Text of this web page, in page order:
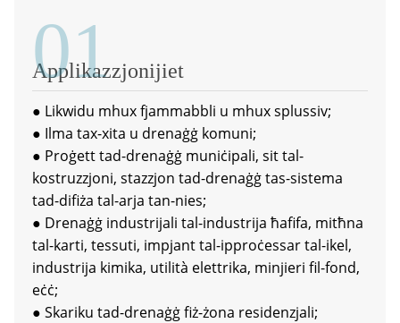
01
Applikazzjonijiet
● Likwidu mhux fjammabbli u mhux splussiv;
● Ilma tax-xita u drenaġġ komuni;
● Proġett tad-drenaġġ muniċipali, sit tal-
kostruzzjoni, stazzjon tad-drenaġġ tas-sistema
tad-difiża tal-arja tan-nies;
● Drenaġġ industrijali tal-industrija ħafifa, mitħna
tal-karti, tessuti, impjant tal-ipproċessar tal-ikel,
industrija kimika, utilità elettrika, minjieri fil-fond,
eċċ;
● Skariku tad-drenaġġ fiż-żona residenzjali;